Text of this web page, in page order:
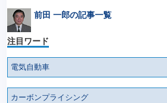
前田 一郎の記事一覧
注目ワード
電気自動車
カーボンプライシング